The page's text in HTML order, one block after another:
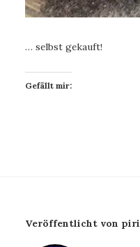
… selbst gekauft!
Gefällt mir:
Veröffentlicht von piri